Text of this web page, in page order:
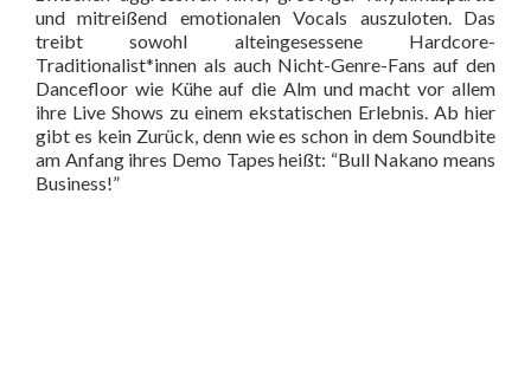
und mitreißend emotionalen Vocals auszuloten. Das
treibt sowohl alteingesessene Hardcore-
Traditionalist*innen als auch Nicht-Genre-Fans auf den
Dancefloor wie Kühe auf die Alm und macht vor allem
ihre Live Shows zu einem ekstatischen Erlebnis. Ab hier
gibt es kein Zurück, denn wie es schon in dem Soundbite
am Anfang ihres Demo Tapes heißt: “Bull Nakano means
Business!”